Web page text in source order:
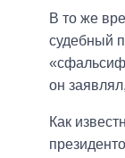
В то же
судебный
он
Как